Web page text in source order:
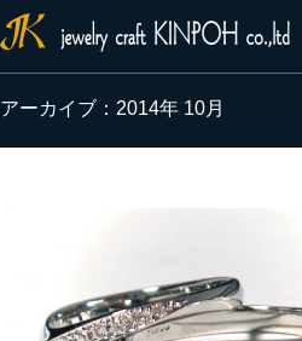
アーカイブ：2014年 10月